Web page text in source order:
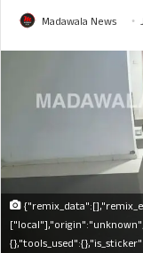
Madawala News